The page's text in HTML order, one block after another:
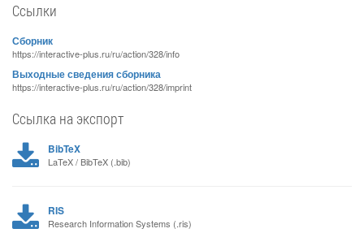
Ссылки
Сборник
https://interactive-plus.ru/ru/action/328/info
Выходные сведения сборника
https://interactive-plus.ru/ru/action/328/imprint
Ссылка на экспорт
BibTeX
LaTeX / BibTeX (.bib)
RIS
Research Information Systems (.ris)